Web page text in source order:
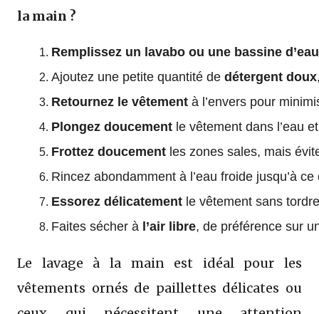
la main ?
Remplissez un lavabo ou une bassine
Ajoutez une petite quantité de détergent doux
Retournez le vêtement à l’envers pour
Plongez doucement le vêtement dans l’eau
Frottez doucement les zones sales, mais
Rincez abondamment à l’eau froide jusqu’à
Essorez délicatement le vêtement sans
Faites sécher à l’air libre, de préférence sur
Le lavage à la main est idéal pour les
vêtements ornés de paillettes délicates ou